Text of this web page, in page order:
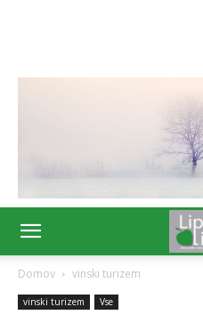
Domov vinski turizem
vinski turizem Vse